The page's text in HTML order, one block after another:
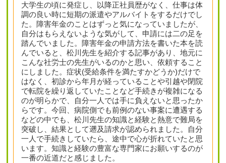
大学生の頃に発症し、以降正社員歴がなく、仕事は体
調の良い時に短期の派遣やアルバイトをするだけでし
た。障害年金のことはずっと気になっていましたが、
自分はもらえないような気がして、申請には二の足を
踏んでいました。障害年金の申請方法を書いた本を読
んでいると、松川先生を紹介する記事があり、地元に
こんな社労士の先生がいるのかと思い、依頼すること
にしました。症状(受給条件を満たすかどうか)だけで
はなく、初診から年月が経っていることや引越や閉院
で転院を繰り返していたことなど手続きが複雑になる
のが明らかで、自分一人では手に負えないと思ったか
らです。今回、病院側でも前例のない事案に遭遇する
などの中でも、松川先生の知識と経験と熱意で難局を
突破し、結果として遡及請求が認められました。自分
一人で手続きしていたら、途中で心が折れていたと思
います。知識と経験の豊富な専門家にお願いするのが
一番の近道だと感じました。